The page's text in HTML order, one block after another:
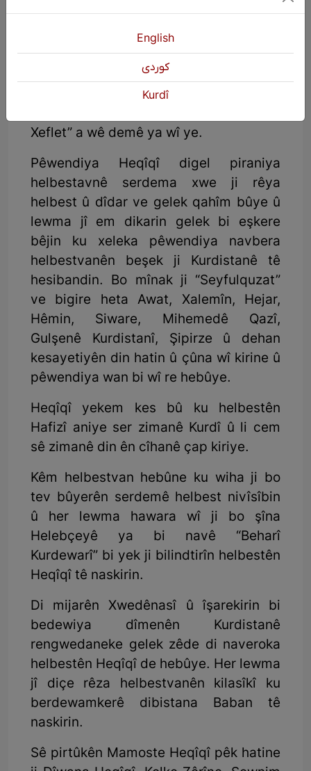
Serhildana Komara Kurdistanê li
Mehabadê, Heqîqî jî dixe cem qada
xebatkarên warê kultûra wê beşê di
dîroka Kurdistanê de û her lewma jî bi
nasnavê “E. Huner” li kovara Helale
Xeflet” a wê demê ya wî ye.
Pêwendiya Heqîqî digel piraniya
helbestavnê serdema xwe ji rêya
helbest û dîdar ve gelek qahîm bûye û
lewma jî em dikarin gelek bi eşkere
bêjin ku xeleka pêwendiya navbera
helbestvanên beşek ji Kurdistanê tê
hesibandin. Bo mînak ji “Seyfulquzat”
ve bigire heta Awat, Xalemîn, Hejar,
Hêmin, Siware, Mihemedê Qazî,
Gulşenê Kurdistanî, Şipirze û dehan
kesayetiyên din hatin û çûna wî kirine û
pêwendiya wan bi wî re hebûye.
Heqîqî yekem kes bû ku helbestên
Hafizî aniye ser zimanê Kurdî û li cem
sê zimanê din ên cîhanê çap kiriye.
Kêm helbestvan hebûne ku wiha ji bo
tev bûyerên serdemê helbest nivîsîbin
û her lewma hawara wî ji bo şîna
Helebçeyê ya bi navê “Beharî
Kurdewarî” bi yek ji bilindtirîn helbestên
Heqîqî tê naskirin.
Di mijarên Xwedênasî û îşarekirin bi
bedewiya dîmenên Kurdistanê
rengwedaneke gelek zêde di naveroka
helbestên Heqîqî de hebûye. Her lewma
jî diçe rêza helbestvanên kilasîkî ku
berdewamkerê dibistana Baban tê
naskirin.
Sê pirtûkên Mamoste Heqîqî pêk hatine
English
كوردی
Kurdî